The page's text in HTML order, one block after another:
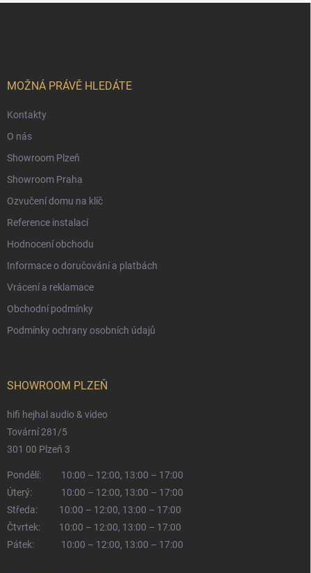
MOŽNÁ PRÁVĚ HLEDÁTE
Kontakty
O nás
Showroom Plzeň
Showroom Praha
Ozvučení domu na klíč
Reference instalací
Hodnocení obchodu
Informace o doručování a platbách
Vrácení a reklamace
Obchodní podmínky
Podmínky ochrany osobních údajů
SHOWROOM PLZEŇ
hifi hejhal audio & video
Tovární 281/5
301 00 Plzeň 3
Pondělí:
10:00 – 12:00, 13:00 – 17:00
Úterý:
10:00 – 12:00, 13:00 – 17:00
Středa:
10:00 – 12:00, 13:00 – 17:00
Čtvrtek:
10:00 – 12:00, 13:00 – 17:00
Pátek:
10:00 – 12:00, 13:00 – 17:00